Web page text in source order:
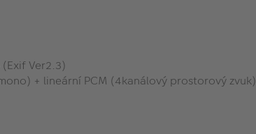
(Exif Ver2.3)
+ lineární PCM (4kanálový prostorový zvuk)